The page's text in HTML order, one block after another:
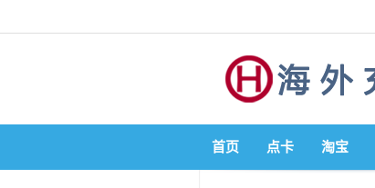
首页 点卡 淘宝